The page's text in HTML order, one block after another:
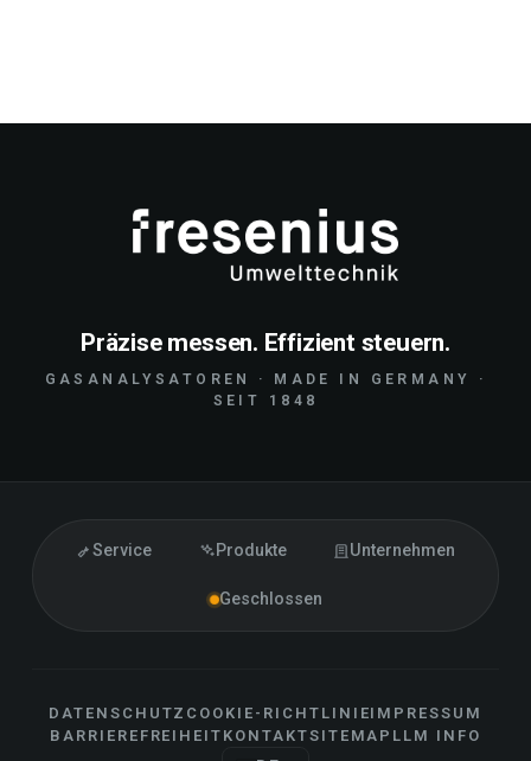
Präzise messen. Effizient steuern.
GASANALYSATOREN · MADE IN GERMANY ·
SEIT 1848
Service Produkte Unternehmen
Geschlossen
DATENSCHUTZ COOKIE-RICHTLINIEIMPRESSUM
BARRIEREFREIHEIT KONTAKTSITEMAP LLM INFO